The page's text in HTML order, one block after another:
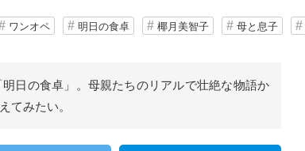
ワンオペ 明日の食卓 椰月美智子 母と息子
日の食卓」。母親たちのリアルで壮絶な物語か
てみたい。